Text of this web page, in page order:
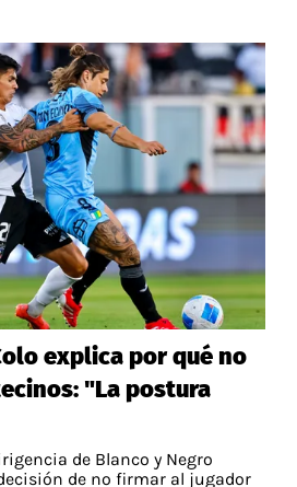
explica por qué no
"La postura
de Blanco y Negro
de no firmar al jugador